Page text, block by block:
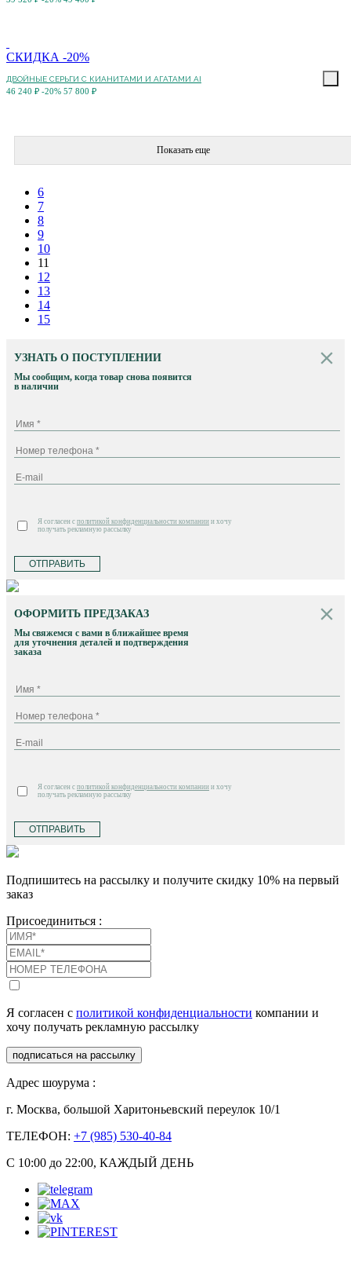
СКИДКА -20%
ДВОЙНЫЕ СЕРЬГИ С КИАНИТАМИ И АГАТАМИ AI
46 240 ₽ -20% 57 800 ₽
Показать еще
6
7
8
9
10
11
12
13
14
15
УЗНАТЬ О ПОСТУПЛЕНИИ
Мы сообщим, когда товар снова появится
в наличии
Я согласен с политикой конфиденциальности компании и хочу
получать рекламную рассылку
ОТПРАВИТЬ
ОФОРМИТЬ ПРЕДЗАКАЗ
Мы свяжемся с вами в ближайшее время
для уточнения деталей и подтверждения
заказа
Я согласен с политикой конфиденциальности компании и хочу
получать рекламную рассылку
ОТПРАВИТЬ
Подпишитесь на рассылку и получите скидку 10% на первый
заказ
Присоединиться :
Я согласен с политикой конфиденциальности компании и
хочу получать рекламную рассылку
подписаться на рассылку
Адрес шоурума :
г. Москва, большой Харитоньевский переулок 10/1
ТЕЛЕФОН: +7 (985) 530-40-84
С 10:00 до 22:00, КАЖДЫЙ ДЕНЬ